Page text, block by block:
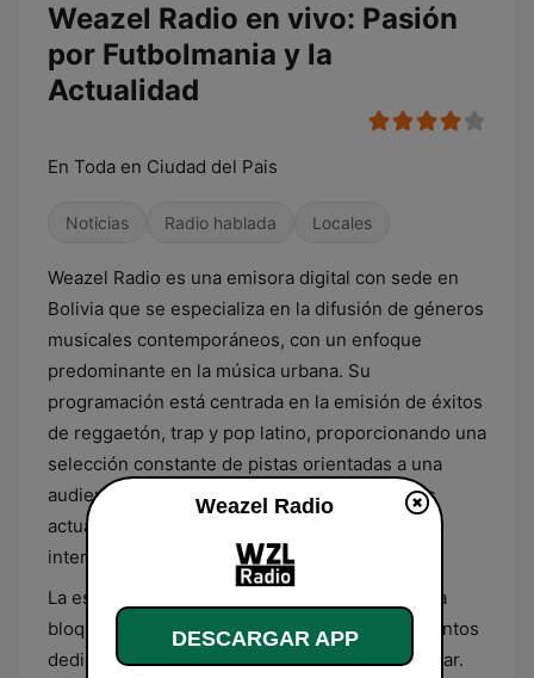
Weazel Radio en vivo: Pasión
por Futbolmania y la
Actualidad
En Toda en Ciudad del Pais
Noticias Radio hablada Locales
Weazel Radio es una emisora digital con sede en
Bolivia que se especializa en la difusión de géneros
musicales contemporáneos, con un enfoque
predominante en la música urbana. Su
programación está centrada en la emisión de éxitos
de reggaetón, trap y pop latino, proporcionando una
selección constante de pistas orientadas a una
audiencia joven y seguidora de las tendencias
actuales en las listas de popularidad
internacionales.
La estación opera bajo un formato que combina
bloques musicales ininterrumpidos con segmentos
dedicados al entretenimiento y la cultura popular.
Weazel Radio
DESCARGAR APP